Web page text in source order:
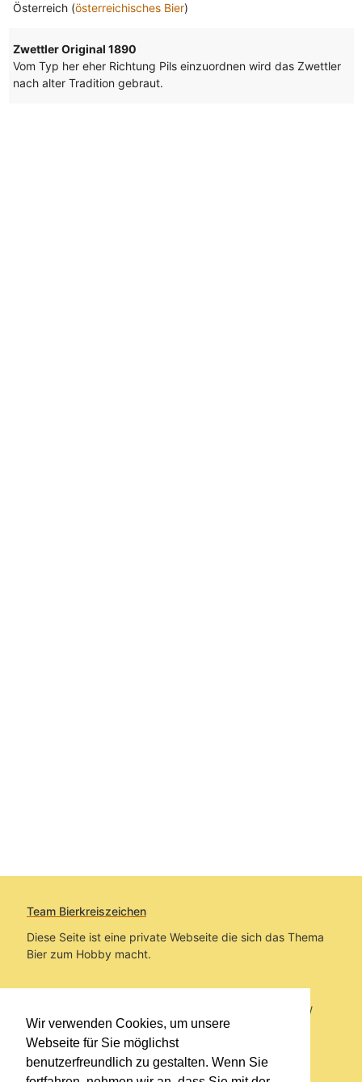
Wir verwenden Cookies, um unsere
Webseite für Sie möglichst
benutzerfreundlich zu gestalten. Wenn Sie
Österreich (österreichisches Bier)
Zwettler Original 1890
Vom Typ her eher Richtung Pils einzuordnen wird das Zwettler
nach alter Tradition gebraut.
Team Bierkreiszeichen
Diese Seite ist eine private Webseite die sich das Thema
Bier zum Hobby macht.
Sie befinden sich auf https://www.bierkreiszeichen.at/
im Pfad:Bierkreiszeichen/Gesammelte Biere
Erstellt: 2026-08-08